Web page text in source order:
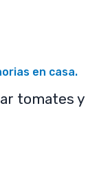
en casa.
tomates y